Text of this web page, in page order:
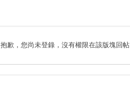
抱歉，您尚未登錄，沒有權限在該版塊回帖